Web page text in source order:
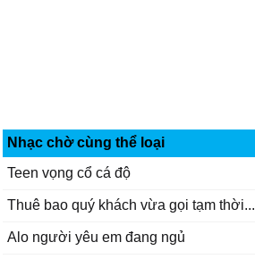
Nhạc chờ cùng thể loại
Teen vọng cổ cá độ
Thuê bao quý khách vừa gọi tạm thời...
Alo người yêu em đang ngủ